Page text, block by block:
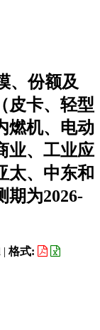
、份额及
皮卡、轻型
燃机、电动
业、工业应
太、中东和
期为2026-
| 格式: